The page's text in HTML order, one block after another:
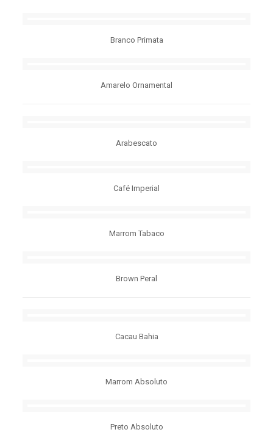
Branco Primata
Amarelo Ornamental
Arabescato
Café Imperial
Marrom Tabaco
Brown Peral
Cacau Bahia
Marrom Absoluto
Preto Absoluto